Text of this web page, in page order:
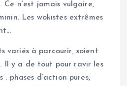
Ce n’est jamais vulgaire,
Les wokistes extrêmes
variés à parcourir, soient
Il y a de tout pour ravir les
: phases d’action pures,